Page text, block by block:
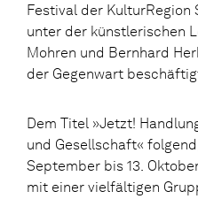
Festival der
unter der künstlerischen
Mohren und Bernhard
der Gegenwart
Dem Titel »Jetzt!
und Gesellschaft«
September bis 13.
mit einer vielfältigen